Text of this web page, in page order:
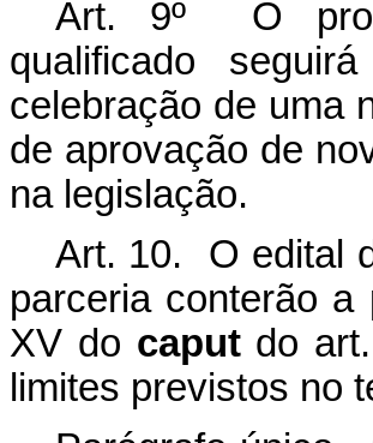
Art. 9º O
qualificado
celebração de uma
de aprovação de
na legislação.
Art. 10. O edital
parceria conterão
XV do caput do
limites previstos no